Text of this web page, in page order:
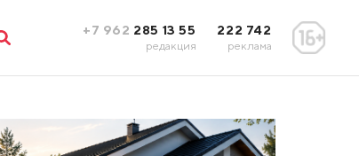
+7 962 285 13 55
редакция
222 742
реклама